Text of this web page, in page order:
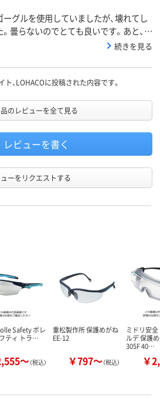
グルを使用していましたが、壊れてし
曇らないのでとても良いです。あと、鼻
続きを見る
、LOHACOに投稿された内容です。
のレビューを全て見る
レビューを書く
ーをリクエストする
Safety ボレ
ティ トラ…
～（税込）
重松製作所 保護めがね
EE-12
￥797～（税込）
ミドリ安
ルデ 保護
305F 40…
￥